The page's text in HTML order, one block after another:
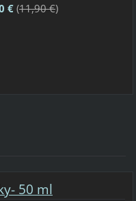
€(11,90 €)
50 ml